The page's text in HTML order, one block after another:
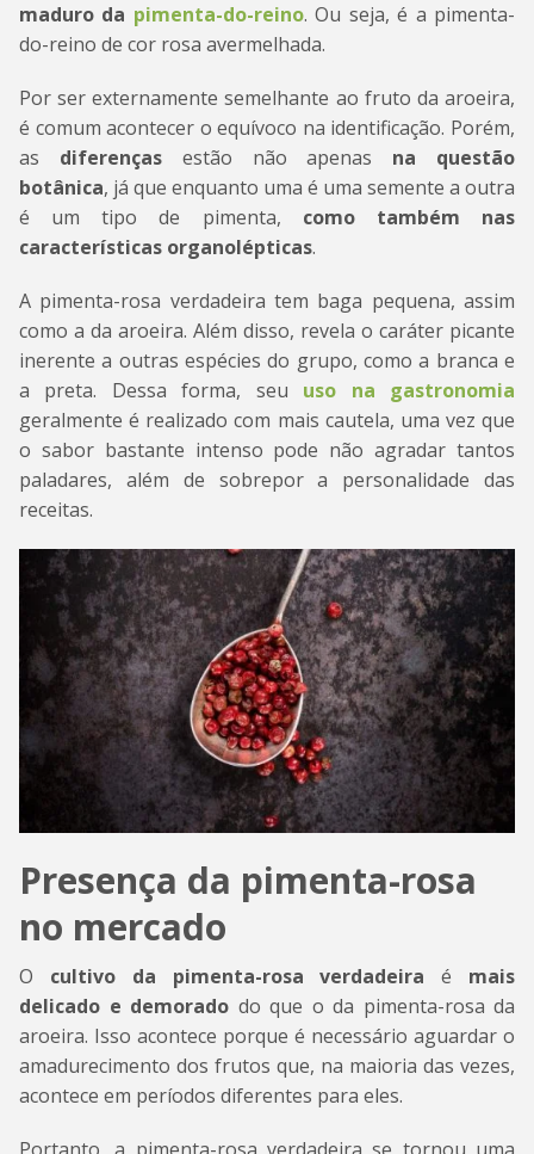
maduro da pimenta-do-reino. Ou seja, é a pimenta-
do-reino de cor rosa avermelhada.
Por ser externamente semelhante ao fruto da aroeira,
é comum acontecer o equívoco na identificação. Porém,
as diferençasestão não apenas na questão
botânica, já que enquanto uma é uma semente a outra
é um tipo de pimenta, como também nas
características organolépticas.
A pimenta-rosa verdadeira tem baga pequena, assim
como a da aroeira. Além disso, revela o caráter picante
inerente a outras espécies do grupo, como a branca e
a preta. Dessa forma, seu uso na gastronomia
geralmente é realizado com mais cautela, uma vez que
o sabor bastante intenso pode não agradar tantos
paladares, além de sobrepor a personalidade das
receitas.
Presença da pimenta-rosa
no mercado
O cultivo da pimenta-rosa verdadeira é mais
delicado e demorado do que o da pimenta-rosa da
aroeira. Isso acontece porque é necessário aguardar o
amadurecimento dos frutos que, na maioria das vezes,
acontece em períodos diferentes para eles.